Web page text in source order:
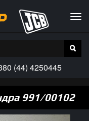
(44) 4250445
991/00102